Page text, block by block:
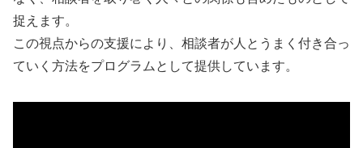
捉えます。
この視点からの支援により、相談者が人とうまく付き合っ
ていく方法をプログラムとして提供しています。